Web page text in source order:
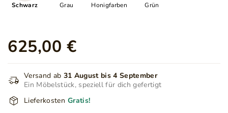
Schwarz Grau Honigfarben Grün
625,00 €
Versand ab 31 August bis 4 September
Ein Möbelstück, speziell für dich gefertigt
Lieferkosten Gratis!